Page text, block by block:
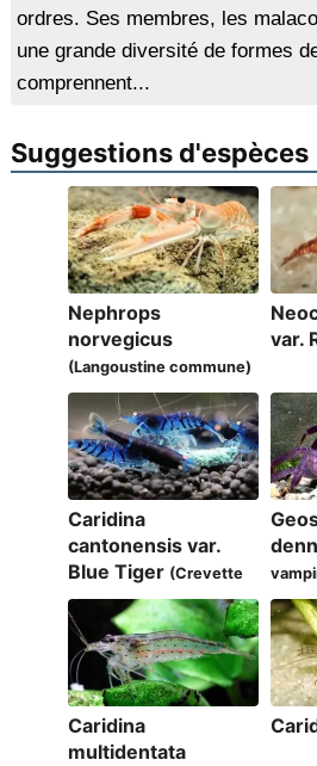
ordres. Ses membres, les
une grande diversité de formes
comprennent...
Suggestions d'espèces
Nephrops
norvegicus
(Langoustine commune)
var.
Caridina
cantonensis var.
Blue Tiger (Crevette
bleue)
Caridina
multidentata